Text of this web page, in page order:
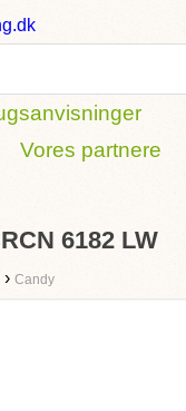
Vores partnere
6182 LW
› Candy